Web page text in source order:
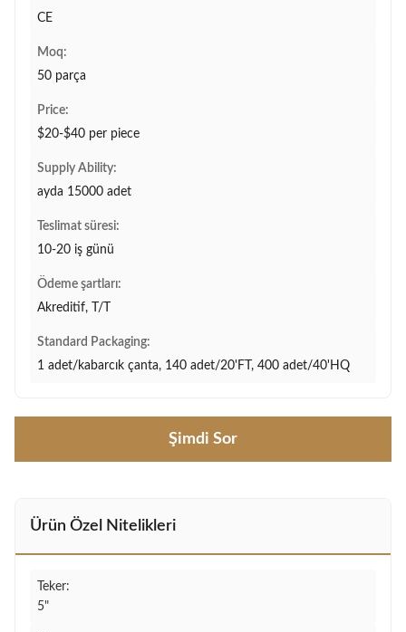
CE
Moq:
50 parça
Price:
$20-$40 per piece
Supply Ability:
ayda 15000 adet
Teslimat süresi:
10-20 iş günü
Ödeme şartları:
Akreditif, T/T
Standard Packaging:
1 adet/kabarcık çanta, 140 adet/20'FT, 400 adet/40'HQ
Şimdi Sor
Ürün Özel Nitelikleri
Teker:
5"